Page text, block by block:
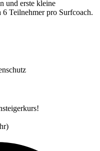
und erste kleine
Teilnehmer pro Surfcoach.